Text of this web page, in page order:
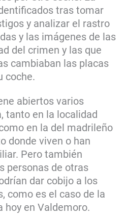
tras tomar
y analizar el rastro
y las imágenes de las
del crimen y las que
cambiaban las placas
coche.
abiertos varios
tanto en la localidad
en la del madrileño
donde viven o han
Pero también
personas de otras
dar cobijo a los
como es el caso de la
hoy en Valdemoro.